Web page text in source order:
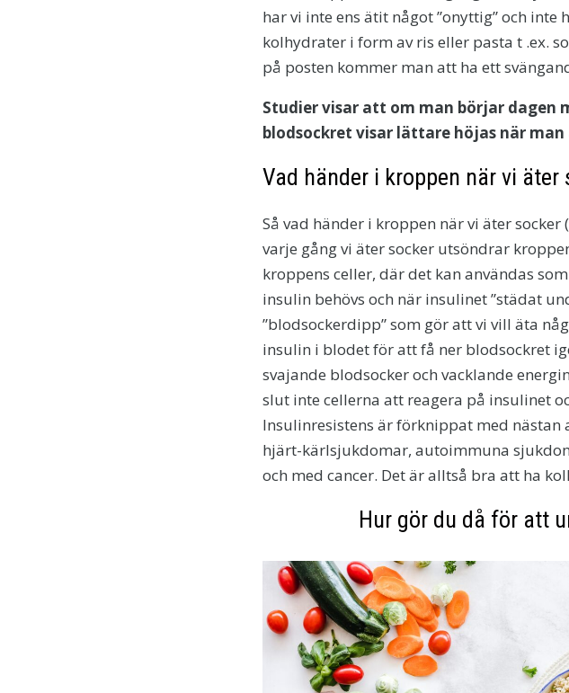
har vi inte ens ätit något ”onyttig” och
kolhydrater i form av ris eller pasta t .ex.
på posten kommer man att ha ett
Studier visar att om man börjar dagen
blodsockret visar lättare höjas när
Vad händer i kroppen när vi äter
Så vad händer i kroppen när vi äter
varje gång vi äter socker utsöndrar
kroppens celler, där det kan användas
insulin behövs och när insulinet ”städat
”blodsockerdipp” som gör att vi vill äta
insulin i blodet för att få ner blodsockret
svajande blodsocker och vacklande
slut inte cellerna att reagera på insulinet
Insulinresistens är förknippat med
hjärt-kärlsjukdomar, autoimmuna
och med cancer. Det är alltså bra att ha
Hur gör du då för att